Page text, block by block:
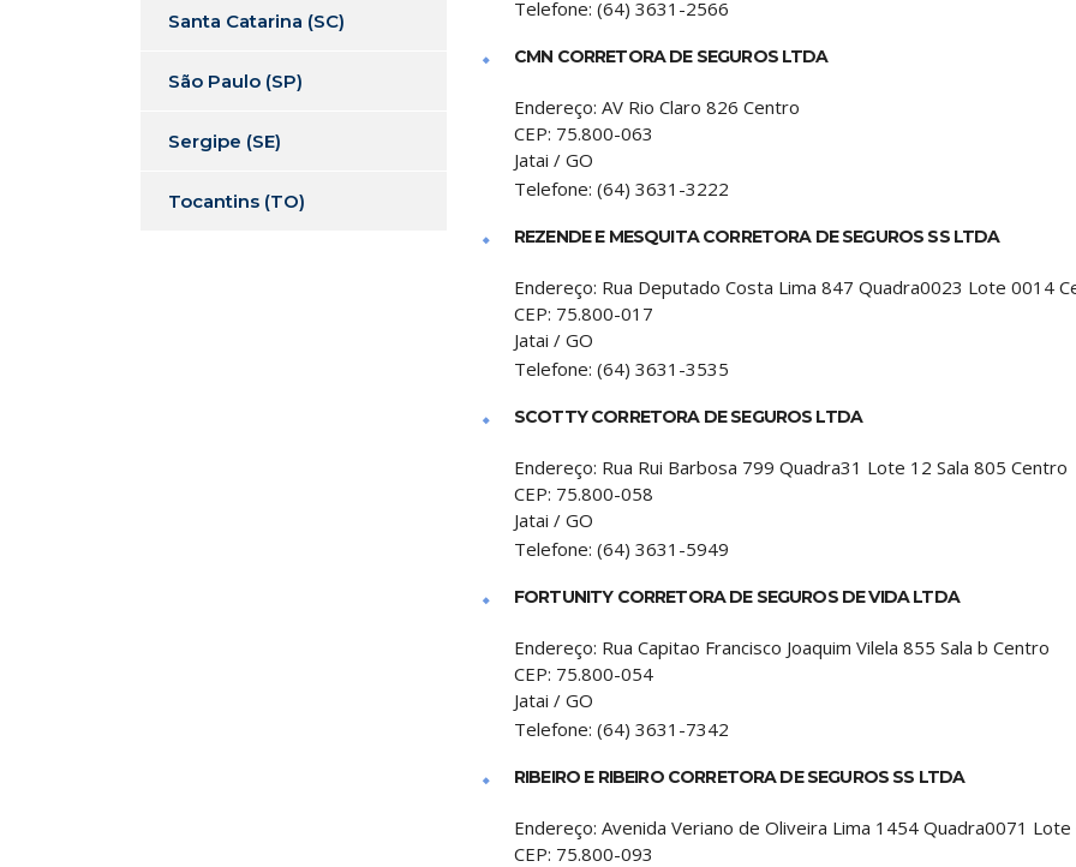
Telefone: (64) 3631-2566
CMN CORRETORA DE SEGUROS LTDA
Endereço: AV Rio Claro 826 Centro
CEP: 75.800-063
Jatai / GO
Telefone: (64) 3631-3222
REZENDE E MESQUITA CORRETORA DE SEGUROS SS LTDA
Endereço: Rua Deputado Costa Lima 847 Quadra0023 Lote 0014
CEP: 75.800-017
Jatai / GO
Telefone: (64) 3631-3535
SCOTTY CORRETORA DE SEGUROS LTDA
Endereço: Rua Rui Barbosa 799 Quadra31 Lote 12 Sala 805 Centro
CEP: 75.800-058
Jatai / GO
Telefone: (64) 3631-5949
FORTUNITY CORRETORA DE SEGUROS DE VIDA LTDA
Endereço: Rua Capitao Francisco Joaquim Vilela 855 Sala b Centro
CEP: 75.800-054
Jatai / GO
Telefone: (64) 3631-7342
RIBEIRO E RIBEIRO CORRETORA DE SEGUROS SS LTDA
Endereço: Avenida Veriano de Oliveira Lima 1454 Quadra0071
CEP: 75.800-093
Santa Catarina (SC)
São Paulo (SP)
Sergipe (SE)
Tocantins (TO)